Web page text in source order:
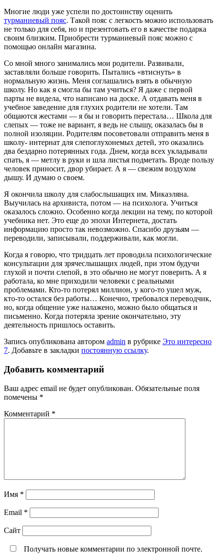
Многие люди уже успели по достоинству оценить
турманиевый пояс. Такой пояс с легкость можно использовать
не только для себя, но и презентовать его в качестве подарка
своим близким. Приобрести турманиевый пояс можно с
помощью онлайн магазина.
Со мной много занимались мои родители. Развивали,
заставляли больше говорить. Пытались «втиснуть» в
нормальную жизнь. Меня соглашались взять в обычную
школу. Но как я смогла бы там учиться? Я даже с первой
парты не видела, что написано на доске. А отдавать меня в
учебное заведение для глухих родители не хотели. Там
общаются жестами — я бы и говорить перестала… Школа для
слепых — тоже не вариант, я ведь не слышу, оказалась бы в
полной изоляции. Родителям посоветовали отправить меня в
школу- интернат для слепоглухонемых детей, это оказались
два бездарно потерянных года. Днем, когда всех укладывали
спать, я — метлу в руки и шла листья подметать. Вроде пользу
человек приносит, двор убирает. А я — свежим воздухом
дышу. И думаю о своем.
Я окончила школу для слабослышащих им. Микаэляна.
Выучилась на архивиста, потом — на психолога. Учиться
оказалось сложно. Особенно когда лекции на тему, по которой
учебника нет. Это еще до эпохи Интернета, достать
информацию просто так невозможно. Спасибо друзьям —
переводили, записывали, поддерживали, как могли.
Когда я говорю, что тридцать лет проводила психологические
консультации для зрячеслышащих людей, при этом будучи
глухой и почти слепой, в это обычно не могут поверить. А я
работала, ко мне приходили человеки с реальными
проблемами. Кто-то потерял миллион, у кого-то ушел муж,
кто-то остался без работы… Конечно, требовался переводчик,
но, когда общение уже налажено, можно было общаться и
письменно. Когда потеряла зрение окончательно, эту
деятельность пришлось оставить.
Запись опубликована автором admin в рубрике Это интересно
7. Добавьте в закладки постоянную ссылку.
Добавить комментарий
Ваш адрес email не будет опубликован. Обязательные поля
помечены *
Комментарий *
Имя *
Email *
Сайт
Получать новые комментарии по электронной почте.